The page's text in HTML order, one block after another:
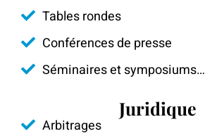
Tables rondes
Conférences de presse
Séminaires et symposiums…
Juridique
Arbitrages